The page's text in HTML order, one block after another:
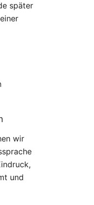
später
wir
und